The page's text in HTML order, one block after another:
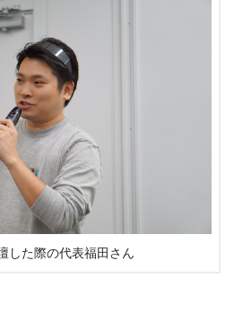
した際の代表福田さん